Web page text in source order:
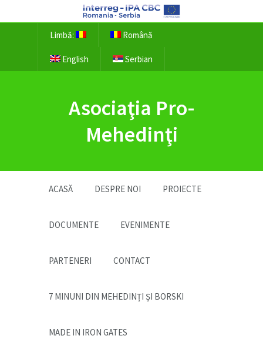
Limbă: Română
English Serbian
Asociaţia Pro-
Mehedinţi
ACASĂ DESPRE NOI PROIECTE
DOCUMENTE EVENIMENTE
PARTENERI CONTACT
7 MINUNI DIN MEHEDINȚI ȘI BORSKI
MADE IN IRON GATES